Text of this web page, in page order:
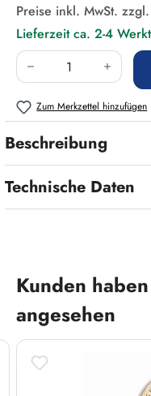
Preise inkl. MwSt.
Lieferzeit ca. 2-4
Produkt Anzahl:
Zum Merkzettel hinzufügen
Beschreibung
Technische Daten
Produktgalerie
Kunden
angesehen